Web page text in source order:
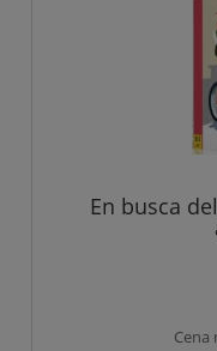
En busca
Cena